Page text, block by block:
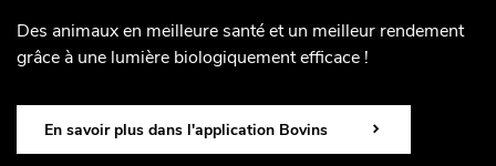
Des animaux en meilleure santé et un meilleur rendement
grâce à une lumière biologiquement efficace !
En savoir plus dans l'application Bovins